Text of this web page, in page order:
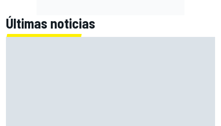
Últimas noticias